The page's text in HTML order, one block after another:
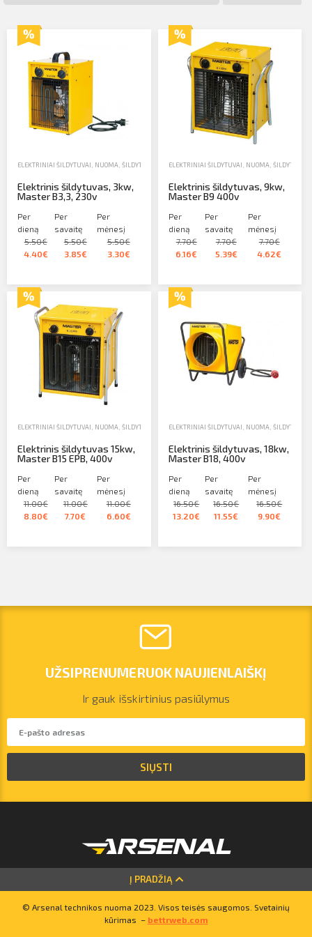
vilnius@arsenalrent.com
+37067455935
Kontaktai
Atsijungti
ELEKTRINIAI ŠILDYTUVAI NUOMA ŠILDYTUVAI IR DRĖGMĖS SURINKTUVAI
Elektrinis šildytuvas, 3kw,
Master B3,3, 230v
Per
dieną
5.50€
4.40€
Per
savaitę
5.50€
3.85€
Per
mėnesį
5.50€
3.30€
ELEKTRINIAI ŠILDYTUVAI NUOMA ŠILDYTUVAI
Elektrinis šildytuvas, 9kw,
Master B9 400v
Per
dieną
7.70€
6.16€
Per
savaitę
7.70€
5.39€
Per
mėnesį
7.70€
4.62€
ELEKTRINIAI ŠILDYTUVAI NUOMA ŠILDYTUVAI IR DRĖGMĖS SURINKTUVAI
Elektrinis šildytuvas 15kw,
Master B15 EPB, 400v
Per
dieną
11.00€
8.80€
Per
savaitę
11.00€
7.70€
Per
mėnesį
11.00€
6.60€
ELEKTRINIAI ŠILDYTUVAI NUOMA ŠILDYTUVAI
Elektrinis šildytuvas, 18kw,
Master B18, 400v
Per
dieną
16.50€
13.20€
Per
savaitę
16.50€
11.55€
Per
mėnesį
16.50€
9.90€
UŽSIPRENUMERUOK NAUJIENLAIŠKĮ
Ir gauk išskirtinius pasiūlymus
SIŲSTI
Į PRADŽIĄ
© Arsenal technikos nuoma 2023. Visos teisės saugomos. Svetainių
kūrimas – bettrweb.com